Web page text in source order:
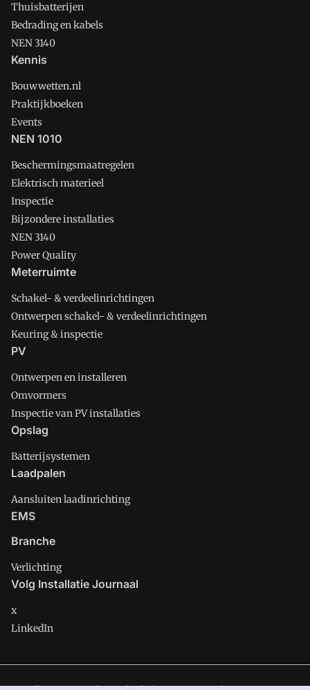
Thuisbatterijen
Bedrading en kabels
NEN 3140
Kennis
Bouwwetten.nl
Praktijkboeken
Events
NEN 1010
Beschermingsmaatregelen
Elektrisch materieel
Inspectie
Bijzondere installaties
NEN 3140
Power Quality
Meterruimte
Schakel- & verdeelinrichtingen
Ontwerpen schakel- & verdeelinrichtingen
Keuring & inspectie
PV
Ontwerpen en installeren
Omvormers
Inspectie van PV installaties
Opslag
Batterijsystemen
Laadpalen
Aansluiten laadinrichting
EMS
Branche
Verlichting
Volg Installatie Journaal
x
LinkedIn